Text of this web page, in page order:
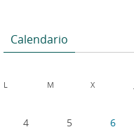
Calendario
L M X
4
5 6